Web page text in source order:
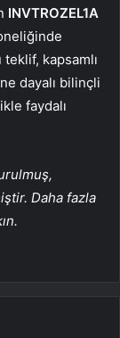
INVTROZEL1A
kapsamlı
dayalı bilinçli
faydalı
Daha fazla